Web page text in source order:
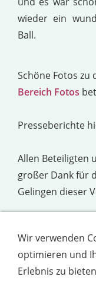
wieder ein
Ball.
Schöne Fotos zu
Bereich Fotos
Presseberichte
Allen Beteiligten
großer Dank für
Gelingen dieser
Bis zum nächsten
Ihre Sankt
Roisdorf 1848 e.V.
Wir verwenden
optimieren und
Erlebnis zu